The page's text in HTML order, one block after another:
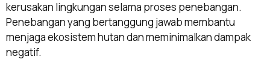
kerusakan lingkungan selama proses penebangan.
Penebangan yang bertanggung jawab membantu
menjaga ekosistem hutan dan meminimalkan dampak
negatif.